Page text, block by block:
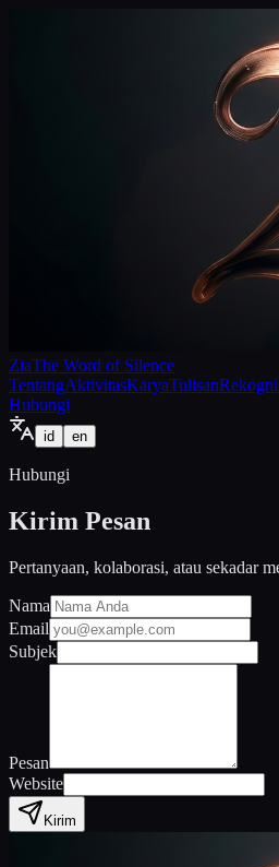
ZiaThe Word of Silence
TentangAktivitasKaryaTulisan
Hubungi
id en
Hubungi
Kirim Pesan
Pertanyaan, kolaborasi, atau sekadar
Nama
Email
Subjek
Pesan
Website
Kirim